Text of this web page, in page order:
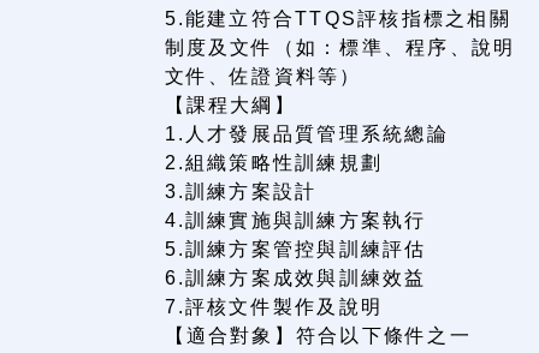
5.能建立符合TTQS評核指標之相關
制度及文件（如：標準、程序、說明
文件、佐證資料等）
【課程大綱】
1.人才發展品質管理系統總論
2.組織策略性訓練規劃
3.訓練方案設計
4.訓練實施與訓練方案執行
5.訓練方案管控與訓練評估
6.訓練方案成效與訓練效益
7.評核文件製作及說明
【適合對象】符合以下條件之一